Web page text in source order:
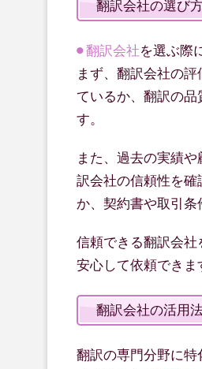
翻訳会社の選び
翻訳会社を選ぶ際
まず、翻訳会社の
ているか、翻訳の
す。
また、過去の実績
訳会社の信頼性を
か、契約書や取引
信頼できる翻訳会社
安心して依頼できま
翻訳会社の活用
翻訳の専門分野に